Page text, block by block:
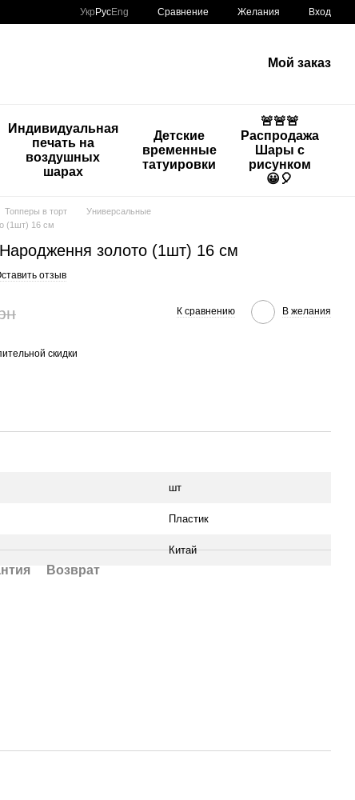
Укр РусEng Сравнение Желания Вход
Мой заказ
Индивидуальная
печать на
воздушных
шарах
Детские
временные
татуировки
🚨🚨🚨
Распродажа
Шары с
рисунком
😀🎈
Топперы в торт
Универсальные
(1шт) 16 см
золото (1шт) 16 см
отзыв
К сравнению В желания
скидки
шт
Пластик
Китай
Возврат